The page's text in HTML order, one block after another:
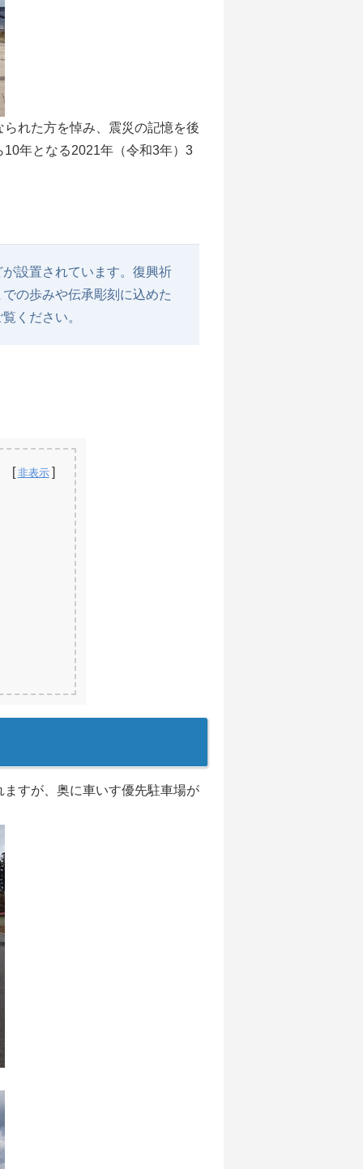
れた方を悼み、震災の記憶を後
年となる2021年（令和3年）3
設置されています。復興祈
の歩みや伝承彫刻に込めた
ください。
すが、奥に車いす優先駐車場が